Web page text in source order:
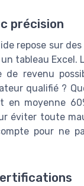
précision
repose sur
tableau Excel.
de revenu
qualifié ?
en moyenne
éviter toute
pour ne